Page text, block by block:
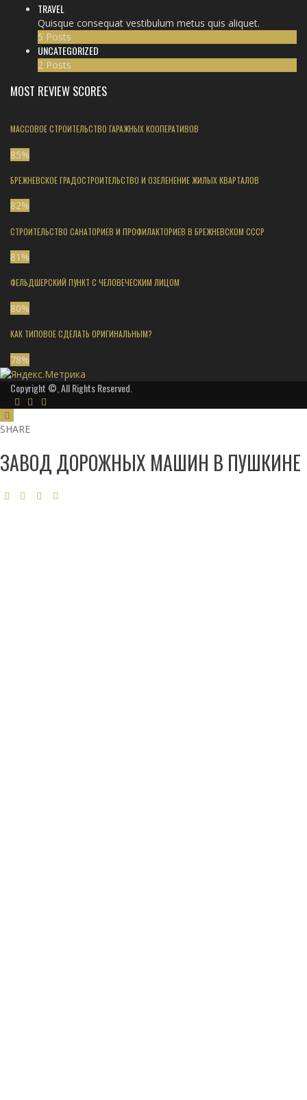
TRAVEL
Quisque consequat vestibulum metus quis aliquet.
5 Posts
UNCATEGORIZED
2 Posts
MOST REVIEW SCORES
МАССОВОЕ СТРОИТЕЛЬСТВО ГАРАЖНЫХ КООПЕРАТИВОВ
85%
БРЕЖНЕВСКОЕ ГРАДОСТРОИТЕЛЬСТВО И ОЗЕЛЕНЕНИЕ ЖИЛЫХ КВАРТАЛОВ
82%
СТРОИТЕЛЬСТВО САНАТОРИЕВ И ПРОФИЛАКТОРИЕВ В БРЕЖНЕВСКОМ СССР
81 %
ФЕЛЬДШЕРСКИЙ ПУНКТ С ЧЕЛОВЕЧЕСКИМ ЛИЦОМ
80%
КАК ТИПОВОЕ СДЕЛАТЬ ОРИГИНАЛЬНЫМ?
78%
Copyright ©, All Rights Reserved.
SHARE
ЗАВОД ДОРОЖНЫХ МАШИН В ПУШКИНЕ